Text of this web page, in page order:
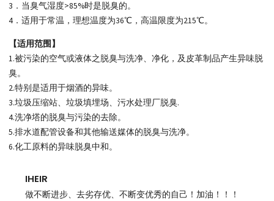
3．当臭气湿度>85%时是脱臭的。
4．适用于常温，理想温度为36℃，高温限度为215℃。
【适用范围】
1.被污染的空气或液体之脱臭与洗净、净化，及皮革制品产生异味脱
臭。
2.特别是适用于烟酒的异味。
3.垃圾压缩站、垃圾填埋场、污水处理厂脱臭.
4.洗净塔的脱臭与污染的去除。
5.排水道配管设备和其他输送媒体的脱臭与洗净。
6.化工原料的异味脱臭中和。
IHEIR
做不断进步、去劣存优、不断变优秀的自己！加油！！！